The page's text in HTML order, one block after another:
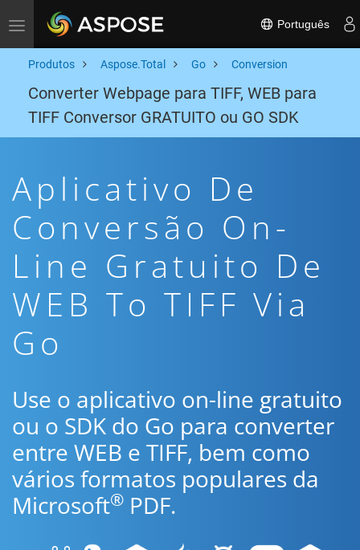
Toggle navigation Português
Produtos Aspose.Total Go Conversion
Converter Webpage para TIFF, WEB para
TIFF Conversor GRATUITO ou GO SDK
Aplicativo De
Conversão On-
Line Gratuito De
WEB To TIFF Via
Go
Use o aplicativo on-line gratuito
ou o SDK do Go para converter
entre WEB e TIFF, bem como
vários formatos populares da
Microsoft® PDF.